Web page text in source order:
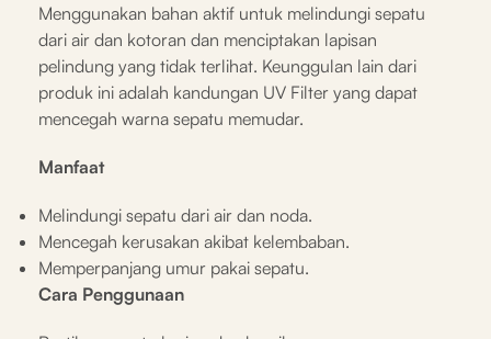
Menggunakan bahan aktif untuk melindungi sepatu
dari air dan kotoran dan menciptakan lapisan
pelindung yang tidak terlihat. Keunggulan lain dari
produk ini adalah kandungan UV Filter yang dapat
mencegah warna sepatu memudar.
Manfaat
Melindungi sepatu dari air dan noda.
Mencegah kerusakan akibat kelembaban.
Memperpanjang umur pakai sepatu.
Cara Penggunaan